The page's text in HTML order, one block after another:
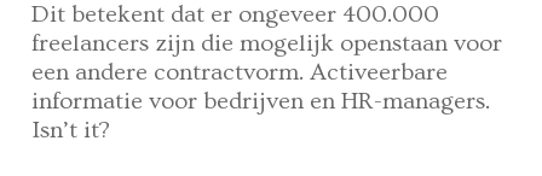
Dit betekent dat er ongeveer 400.000
freelancers zijn die mogelijk openstaan voor
een andere contractvorm. Activeerbare
informatie voor bedrijven en HR-managers.
Isn’t it?